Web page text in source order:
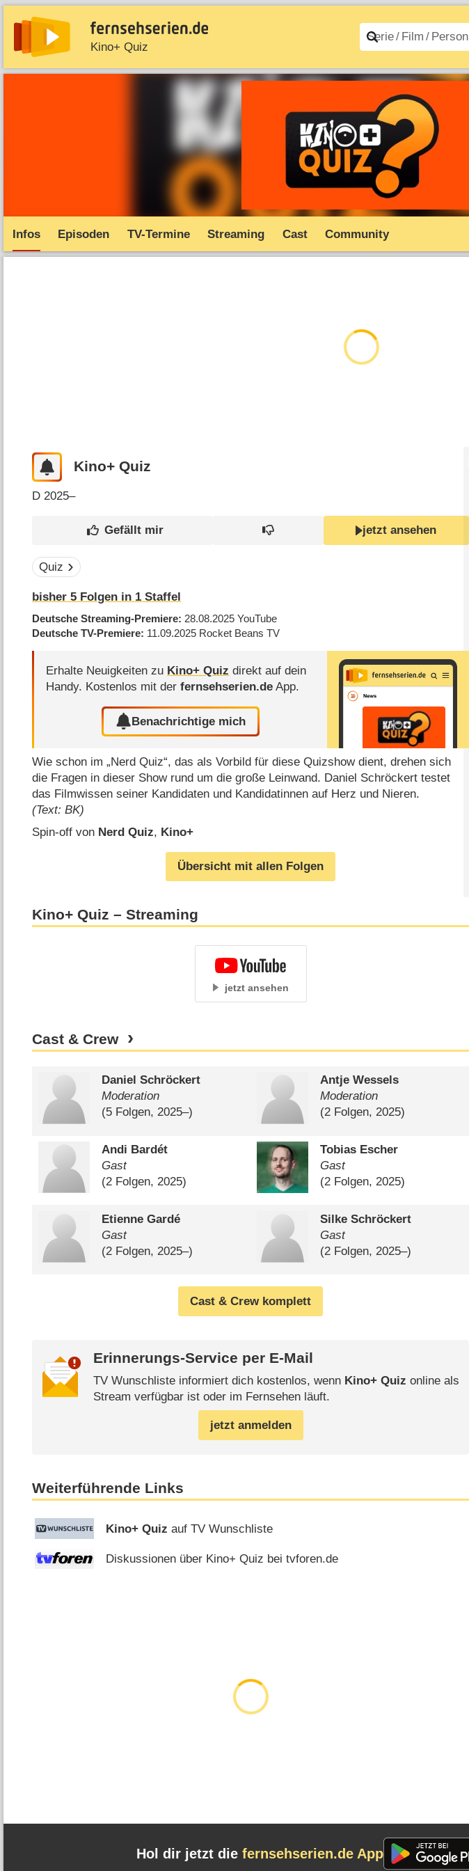
Kino+ Quiz
News Entdecken Streaming Filme A–Z
Infos Episoden TV-Termine Streaming Cast Community
Kino+ Quiz
D 2025–
jetzt ansehen
Quiz
bisher5 Folgen in 1 Staffel
Deutsche Streaming-Premiere 28.08.2025YouTube
Deutsche TV-Premiere 11.09.2025 Rocket Beans TV
Erhalte Neuigkeiten zu Kino+ Quiz direkt auf dein
Handy. Kostenlos mit derfernsehserien.de App.
Benachrichtige mich
Wie schon im „Nerd Quiz“, das als Vorbild für diese Quizshow dient, drehen sich
die Fragen in dieser Show rund um die große Leinwand. Daniel Schröckert testet
das Filmwissen seiner Kandidaten und Kandidatinnen auf Herz und Nieren.
(Text: BK)
Spin-off von Nerd Quiz, Kino+
Übersicht mit allen Folgen
Kino+ Quiz – Streaming
jetzt ansehen
Cast & Crew
Daniel Schröckert
Moderation
(5 Folgen, 2025⁠–⁠)
Antje Wessels
Moderation
(2 Folgen, 2025)
Andi Bardét
Gast
(2 Folgen, 2025)
Tobias Escher
Gast
(2 Folgen, 2025)
Etienne Gardé
Gast
(2 Folgen, 2025⁠–⁠)
Silke Schröckert
Gast
(2 Folgen, 2025⁠–⁠)
Cast & Crew komplett
Erinnerungs-Service per E-Mail
TV Wunschliste informiert dich kostenlos, wenn Kino+ Quiz online als
Stream verfügbar ist oder im Fernsehen läuft.
jetzt anmelden
Weiterführende Links
Kino+ Quiz auf TV Wunschliste
Diskussionen über Kino+ Quiz bei tvforen.de
Hol dir jetzt die fernsehserien.de App